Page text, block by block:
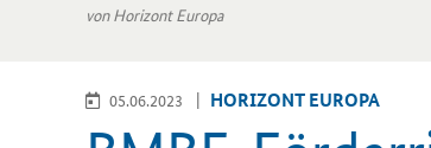
von Horizont Europa
05.06.2023 HO­RI­ZONT EU­RO­PA